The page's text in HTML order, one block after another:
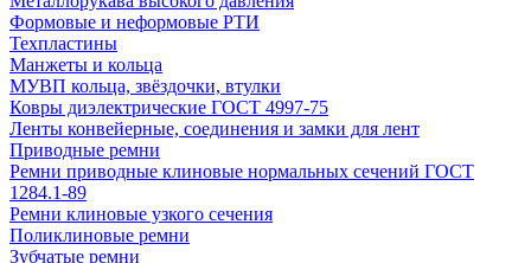
Формовые и неформовые РТИ
Техпластины
Манжеты и кольца
МУВП кольца, звёздочки, втулки
Ковры диэлектрические ГОСТ 4997-75
Ленты конвейерные, соединения и замки для лент
Приводные ремни
Ремни приводные клиновые нормальных сечений ГОСТ
1284.1-89
Ремни клиновые узкого сечения
Поликлиновые ремни
Зубчатые ремни